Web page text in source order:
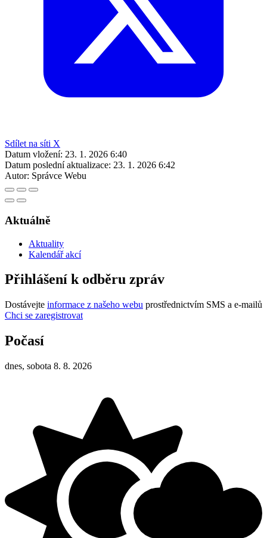
Sdílet na síti X
Datum vložení: 23. 1. 2026 6:40
Datum poslední aktualizace: 23. 1. 2026 6:42
Autor: Správce Webu
Aktuálně
Aktuality
Kalendář akcí
Přihlášení k odběru zpráv
Dostávejte informace z našeho webu prostřednictvím SMS a e-mailů
Chci se zaregistrovat
Počasí
dnes, sobota 8. 8. 2026